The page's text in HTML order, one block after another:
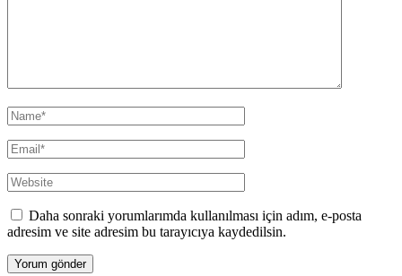
Daha sonraki yorumlarımda kullanılması için adım, e-posta
adresim ve site adresim bu tarayıcıya kaydedilsin.